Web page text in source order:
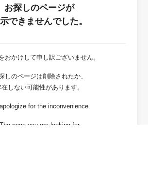
お探しのページが
できませんでした。
おかけして申し訳ございません。
しのページは削除されたか、
在しない可能性があります。
for the inconvenience.
The page you are looking for